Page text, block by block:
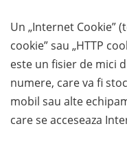
Un „Internet Cookie”
cookie” sau „HTTP
este un fisier de mici
numere, care va fi
mobil sau alte
care se acceseaza